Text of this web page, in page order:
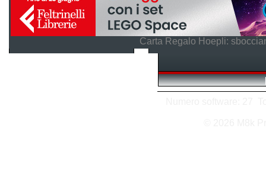
Carta Regalo Hoepli: